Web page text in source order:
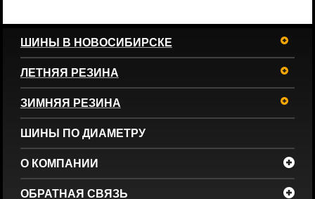
ШИНЫ В НОВОСИБИРСКЕ
ЛЕТНЯЯ РЕЗИНА
ЗИМНЯЯ РЕЗИНА
ШИНЫ ПО ДИАМЕТРУ
О КОМПАНИИ
ОБРАТНАЯ СВЯЗЬ